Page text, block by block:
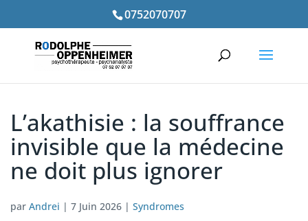
0752070707
L’akathisie : la souffrance
invisible que la médecine
ne doit plus ignorer
par Andrei | 7 Juin 2026 | Syndromes